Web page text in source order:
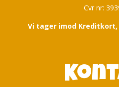
Cvr nr:
Vi tager imod